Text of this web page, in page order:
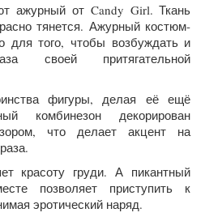
ажурный от Candy Girl. Ткань
тянется.Ажурный костюм-
для того, чтобы возбуждать и
своей притягательной
фигуры, делая её ещё
комбинезон декорирован
что делает акцент на
красоту груди. А пикантный
позволяет приступить к
эротический наряд.